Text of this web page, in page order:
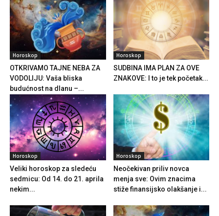
Horoskop
OTKRIVAMO TAJNE NEBA ZA
VODOLIJU: Vaša bliska
budućnost na dlanu –...
Horoskop
SUDBINA IMA PLAN ZA OVE
ZNAKOVE: I to je tek početak...
Horoskop
Veliki horoskop za sledeću
sedmicu: Od 14. do 21. aprila
nekim...
Horoskop
Neočekivan priliv novca
menja sve: Ovim znacima
stiže finansijsko olakšanje i...